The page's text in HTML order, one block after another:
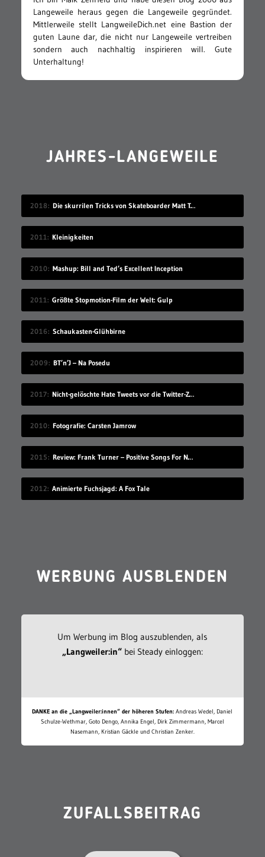
Langeweile heraus gegen die Langeweile gegründet.
Mittlerweile stellt LangweileDich.net eine Bastion der
guten Laune dar, die nicht nur Langeweile vertreiben
sondern auch nachhaltig inspirieren will. Gute
Unterhaltung!
JAHRES-LANGEWEILE
2018 Die skurrilen Tricks von Skateboarder Matt Tomasello
2011 Kleinigkeiten
2010 Mashup: Bill and Ted’s Excellent Inception
2011 Größte Stopmotion-Film der Welt: Gulp
2016 Schaukasten-Glühbirne
2009 BT’n’J – Na Posedu
2017 Nicht-gelöschte Hate Tweets vor die Twitter-Zentrale gesprüht
2010 Fotografie: Carsten Jamrow
2015 Review: Frank Turner – Positive Songs For Negative People
2012 Animierte Fuchsjagd: A Fox Tale
WERBUNG AUSBLENDEN
Um Werbung im Blog auszublenden, als
„Langweiler:in“bei Steady einloggen:
DANKE an die „Langweiler:innen“ der höheren Stufen: Andreas Wedel, Daniel
Schulze-Wethmar, Goto Dengo, Annika Engel, Dirk Zimmermann, Marcel
Nasemann, Kristian Gäckle und Christian Zenker.
ZUFALLSBEITRAG